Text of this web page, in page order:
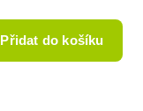
Přidat do košíku